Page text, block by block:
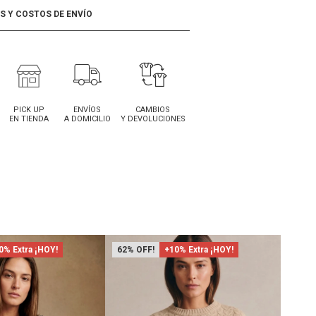
Y COSTOS DE ENVÍO
PICK UP
EN TIENDA
ENVÍOS
A DOMICILIO
CAMBIOS
Y DEVOLUCIONES
Extra ¡HOY! 62 +10% Extra ¡HOY!